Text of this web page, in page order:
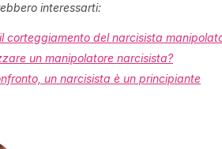
interessarti:
corteggiamento del narcisista
un manipolatore narcisista?
un narcisista è un principiante